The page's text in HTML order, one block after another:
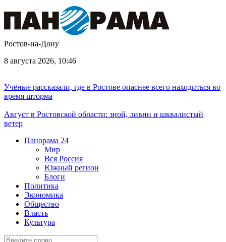
Ростов-на-Дону
8 августа 2026, 10:46
Учёные рассказали, где в Ростове опаснее всего находиться во
время шторма
Август в Ростовской области: зной, ливни и шквалистый
ветер
Панорама 24
Мир
Вся Россия
Южный регион
Блоги
Политика
Экономика
Общество
Власть
Культура